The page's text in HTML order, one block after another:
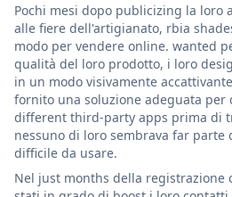
Pochi mesi dopo publicizing la loro
alle fiere dell'artigianato, rbia
modo per vendere online. wanted
qualità del loro prodotto, i loro
in un modo visivamente
fornito una soluzione adeguata per
different third-party apps prima di
nessuno di loro sembrava far parte
difficile da usare.
Nel just months della registrazione